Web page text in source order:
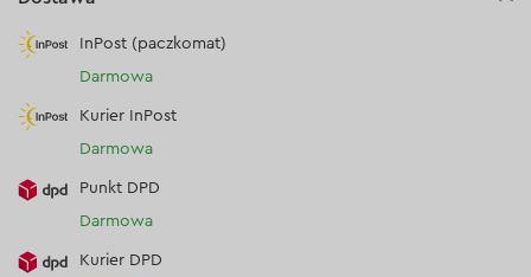
InPost (paczkomat)
Darmowa
Kurier InPost
Darmowa
Punkt DPD
Darmowa
Kurier DPD